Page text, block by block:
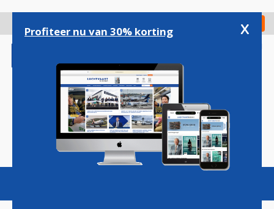
gaan
Check in
Magazine Podcasts Vacatures
Profiteer nu van 30% korting x